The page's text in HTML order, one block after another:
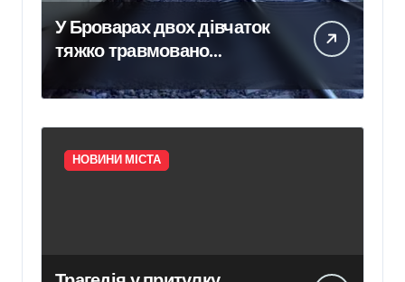
У Броварах двох дівчаток
тяжко травмовано
НОВИНИ МІСТА